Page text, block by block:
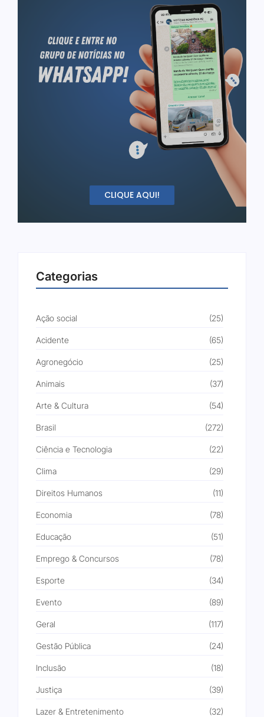
CLIQUE AQUI!
Categorias
Ação social (25)
Acidente (65)
Agronegócio (25)
Animais (37)
Arte & Cultura (54)
Brasil (272)
Ciência e Tecnologia (22)
Clima (29)
Direitos Humanos (11)
Economia (78)
Educação (51)
Emprego & Concursos (78)
Esporte (34)
Evento (89)
Geral (117)
Gestão Pública (24)
Inclusão (18)
Justiça (39)
Lazer & Entretenimento (32)